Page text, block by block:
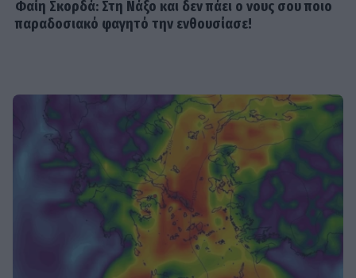
SHOWBIZ
Κώστας Φραγκολιάς: Μια «κούκλα»
ξάπλωσε πάνω του στο κρεβάτι
Φαίη Σκορδά: Στη Νάξο και δεν πάει ο νους σου ποιο
παραδοσιακό φαγητό την ενθουσίασε!